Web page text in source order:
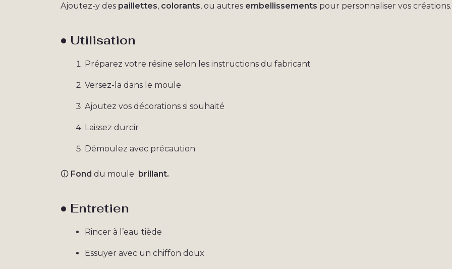
Ajoutez-y des paillettes, colorants, ou autres embellissements pour personnaliser vos créations.
• Utilisation
Préparez votre résine selon les instructions du fabricant
Versez-la dans le moule
Ajoutez vos décorations si souhaité
Laissez durcir
Démoulez avec précaution
🛈 Fond du moule brillant.
• Entretien
Rincer à l’eau tiède
Essuyer avec un chiffon doux